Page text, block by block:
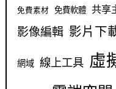
免費素材 免費軟體 共享
影像編輯 影片下
網域 線上工具 虛